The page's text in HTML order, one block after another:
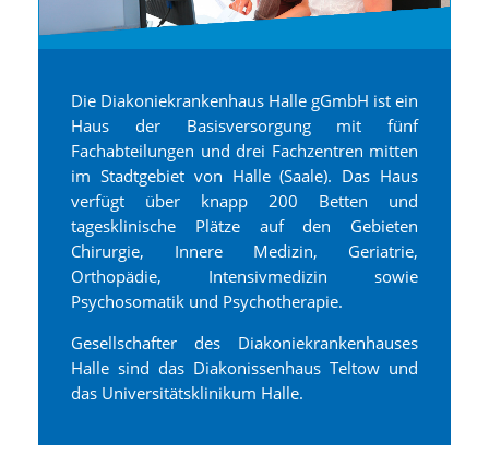
Die Diakoniekrankenhaus Halle gGmbH ist ein
Haus der Basisversorgung mit fünf
Fachabteilungen und drei Fachzentren mitten
im Stadtgebiet von Halle (Saale). Das Haus
verfügt über knapp 200 Betten und
tagesklinische Plätze auf den Gebieten
Chirurgie, Innere Medizin, Geriatrie,
Orthopädie, Intensivmedizin sowie
Psychosomatik und Psychotherapie.
Gesellschafter des Diakoniekrankenhauses
Halle sind das Diakonissenhaus Teltow und
das Universitätsklinikum Halle.